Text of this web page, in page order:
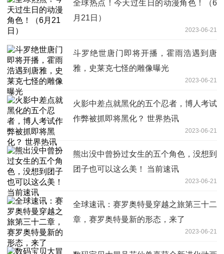
全球热点！今天过生日的动漫角色！（6
月21日）
2023-06-21
斗罗绝世唐门即将开播，霍雨浩遇到唐
雅，史莱克七怪的雕像曝光
2023-06-21
火影中差点就黑化的五个忍者，博人考试
作弊被抓即将黑化？ 世界热讯
2023-06-21
熊出没中曾扮过女生的五个角色，没想到
团子也可以这么美！ 当前速讯
2023-06-21
全球速讯：赛罗奥特曼穿越之旅第三十二
章，赛罗奥特曼新的形态，来了
2023-06-21